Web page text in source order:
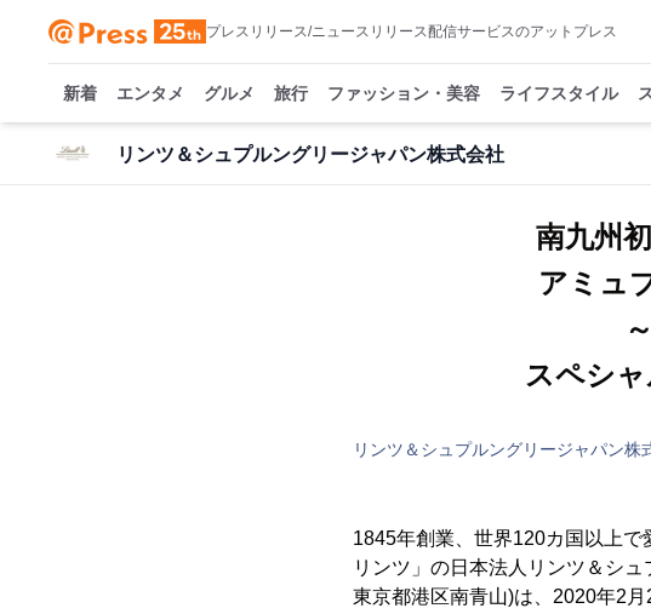
プレスリリース/ニュースリリース配信サービスのアットプレス
新着 エンタメ グルメ 旅行 ファッション・美容 ライフスタイル
リンツ＆シュプルングリージャパン株式会社
南九州
アミュ
スペシ
リンツ＆シュプルングリージャパン株
1845年創業、世界120カ国以上
リンツ」の日本法人リンツ＆シ
東京都港区南青山)は、2020年2